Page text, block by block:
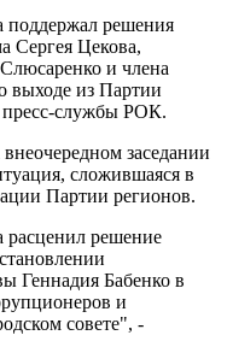
решения
Сергея Цекова,
и члена
выходе из Партии
пресс-службы РОК.
заседании
сложившаяся в
Партии регионов.
решение
Геннадия Бабенко в
и
совете", -